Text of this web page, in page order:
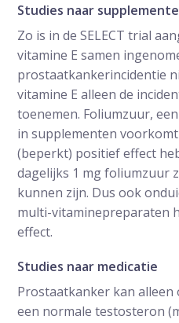
Studies naar
Zo is in de SELECT trial
vitamine E samen
prostaatkankerincidentie
vitamine E alleen de
toenemen. Foliumzuur,
in supplementen
(beperkt) positief effect
dagelijks 1 mg foliumzuur
kunnen zijn. Dus ook
multi-vitaminepreparaten
effect.
Studies naar medicatie
Prostaatkanker kan
een normale testosteron